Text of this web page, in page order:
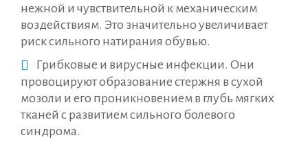
нежной и чувствительной к механическим
воздействиям. Это значительно увеличивает
риск сильного натирания обувью.
Грибковые и вирусные инфекции. Они
провоцируют образование стержня в сухой
мозоли и его проникновением в глубь мягких
тканей с развитием сильного болевого
синдрома.